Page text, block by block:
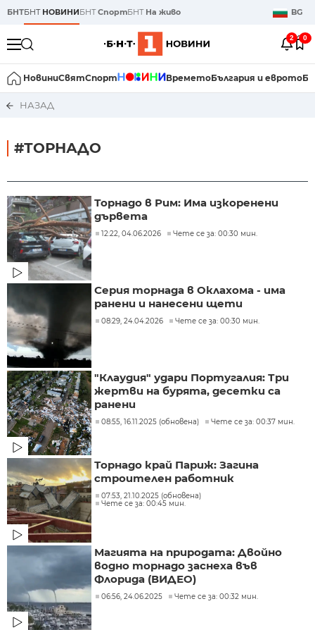
БНТБНТ НОВИНИБНТСпортБНТ На живо BG
2 0
НовиниСвятСпорт ВреметоБългария и еврото
НАЗАД
#ТОРНАДО
Торнадо в Рим: Има изкоренени
дървета
12:22, 04.06.2026 Чете се за: 00:30 мин.
Серия торнада в Оклахома - има
ранени и нанесени щети
08:29, 24.04.2026 Чете се за: 00:30 мин.
"Клаудия" удари Португалия: Три
жертви на бурята, десетки са
ранени
08:55, 16.11.2025 (обновена) Чете се за: 00:37 мин.
Торнадо край Париж: Загина
строителен работник
07:53, 21.10.2025 (обновена)
Чете се за: 00:45 мин.
Магията на природата: Двойно
водно торнадо заснеха във
Флорида (ВИДЕО)
06:56, 24.06.2025 Чете се за: 00:32 мин.